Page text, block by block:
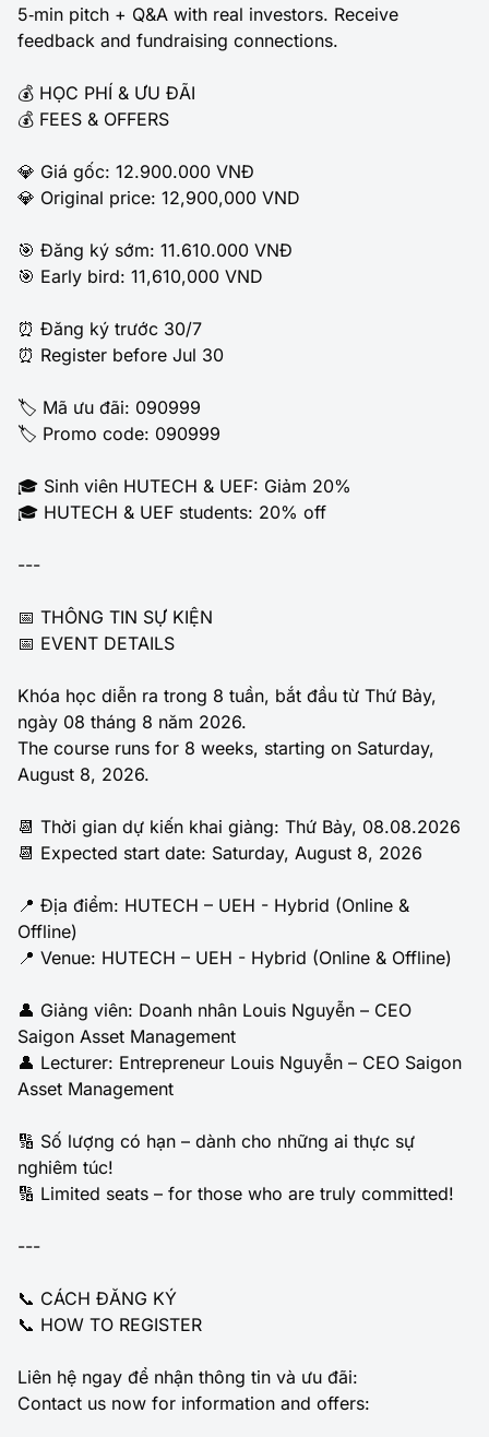
5‑min pitch + Q&A with real investors. Receive
feedback and fundraising connections.
💰 HỌC PHÍ & ƯU ĐÃI
💰 FEES & OFFERS
💎 Giá gốc: 12.900.000 VNĐ
💎 Original price: 12,900,000 VND
🎯 Đăng ký sớm: 11.610.000 VNĐ
🎯 Early bird: 11,610,000 VND
⏰ Đăng ký trước 30/7
⏰ Register before Jul 30
🏷️ Mã ưu đãi: 090999
🏷️ Promo code: 090999
🎓 Sinh viên HUTECH & UEF: Giảm 20%
🎓 HUTECH & UEF students: 20% off
---
📅 THÔNG TIN SỰ KIỆN
📅 EVENT DETAILS
Khóa học diễn ra trong 8 tuần, bắt đầu từ Thứ Bảy,
ngày 08 tháng 8 năm 2026.
The course runs for 8 weeks, starting on Saturday,
August 8, 2026.
📆 Thời gian dự kiến khai giảng: Thứ Bảy, 08.08.2026
📆 Expected start date: Saturday, August 8, 2026
📍 Địa điểm: HUTECH – UEH - Hybrid (Online &
Offline)
📍 Venue: HUTECH – UEH - Hybrid (Online & Offline)
👤 Giảng viên: Doanh nhân Louis Nguyễn – CEO
Saigon Asset Management
👤 Lecturer: Entrepreneur Louis Nguyễn – CEO Saigon
Asset Management
🔢 Số lượng có hạn – dành cho những ai thực sự
nghiêm túc!
🔢 Limited seats – for those who are truly committed!
---
📞 CÁCH ĐĂNG KÝ
📞 HOW TO REGISTER
Liên hệ ngay để nhận thông tin và ưu đãi:
Contact us now for information and offers: